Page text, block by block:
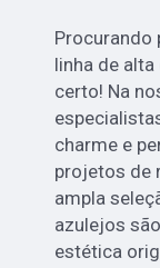
Procurando
linha de
certo! Na
charme e
projetos de
ampla
azulejos
estética